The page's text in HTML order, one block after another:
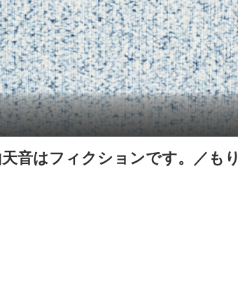
音はフィクションです。／もり